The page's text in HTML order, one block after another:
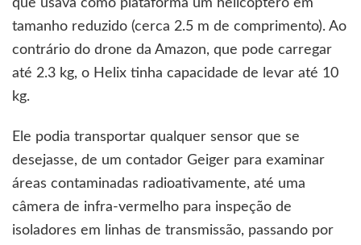
que usava como plataforma um helicóptero em
tamanho reduzido (cerca 2.5 m de comprimento). Ao
contrário do drone da Amazon, que pode carregar
até 2.3 kg, o Helix tinha capacidade de levar até 10
kg.
Ele podia transportar qualquer sensor que se
desejasse, de um contador Geiger para examinar
áreas contaminadas radioativamente, até uma
câmera de infra-vermelho para inspeção de
isoladores em linhas de transmissão, passando por